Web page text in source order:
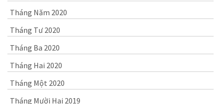
Tháng Năm 2020
Tháng Tư 2020
Tháng Ba 2020
Tháng Hai 2020
Tháng Một 2020
Tháng Mười Hai 2019